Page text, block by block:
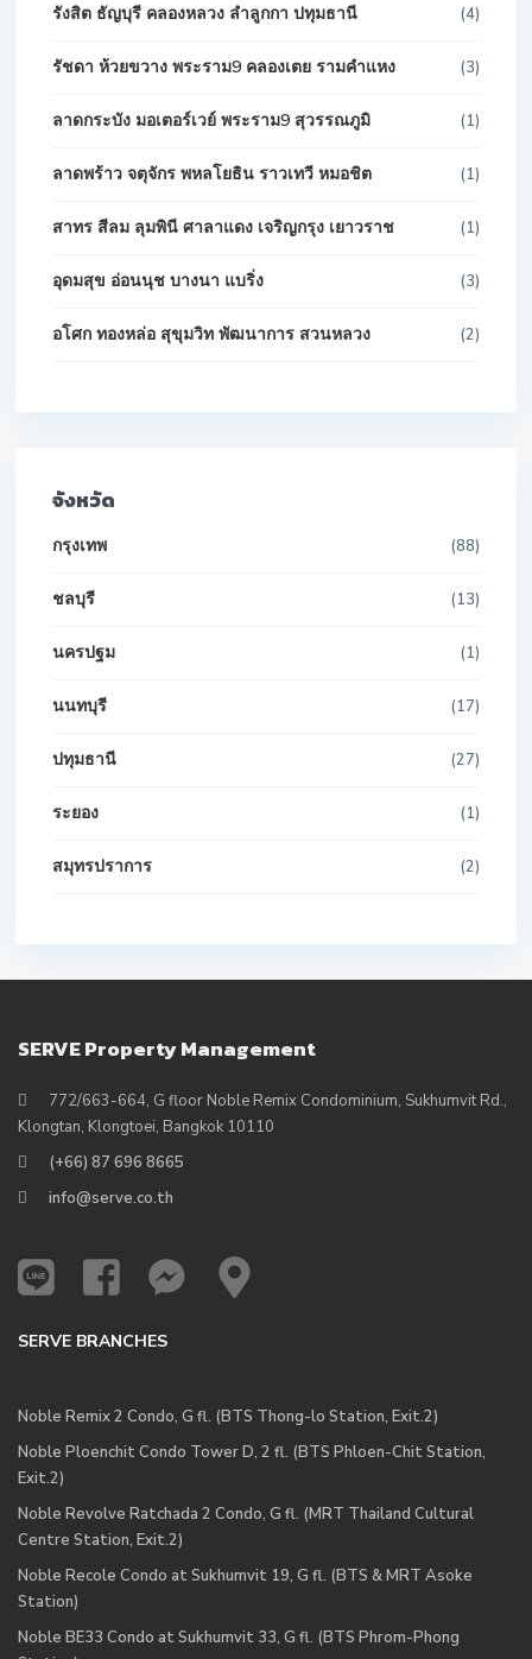
รังสิต ธัญบุรี คลองหลวง ลำลูกกา ปทุมธานี (4)
รัชดา ห้วยขวาง พระราม9 คลองเตย รามคำแหง (3)
ลาดกระบัง มอเตอร์เวย์ พระราม9 สุวรรณภูมิ (1)
ลาดพร้าว จตุจักร พหลโยธิน ราวเทวี หมอชิต (1)
สาทร สีลม ลุมพินี ศาลาแดง เจริญกรุง เยาวราช (1)
อุดมสุข อ่อนนุช บางนา แบริ่ง (3)
อโศก ทองหล่อ สุขุมวิท พัฒนาการ สวนหลวง (2)
จังหวัด
กรุงเทพ (88)
ชลบุรี (13)
นครปฐม (1)
นนทบุรี (17)
ปทุมธานี (27)
ระยอง (1)
สมุทรปราการ (2)
SERVE Property Management
772/663-664, G floor Noble Remix Condominium, Sukhumvit Rd.,
Klongtan, Klongtoei, Bangkok 10110
(+66) 87 696 8665
info@serve.co.th
SERVE BRANCHES
Noble Remix 2 Condo, G fl. (BTS Thong-lo Station, Exit.2)
Noble Ploenchit Condo Tower D, 2 fl. (BTS Phloen-Chit Station,
Exit.2)
Noble Revolve Ratchada 2 Condo, G fl. (MRT Thailand Cultural
Centre Station, Exit.2)
Noble Recole Condo at Sukhumvit 19, G fl. (BTS & MRT Asoke
Station)
Noble BE33 Condo at Sukhumvit 33, G fl. (BTS Phrom-Phong